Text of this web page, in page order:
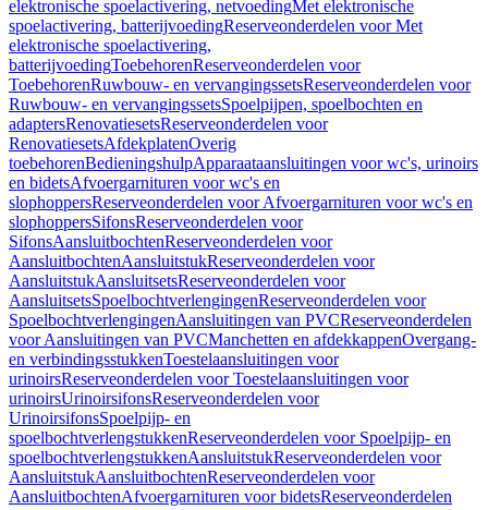
elektronische spoelactivering, netvoedingMet elektronische
spoelactivering, batterijvoedingReserveonderdelen voor Met
elektronische spoelactivering,
batterijvoedingToebehorenReserveonderdelen voor
ToebehorenRuwbouw- en vervangingssetsReserveonderdelen voor
Ruwbouw- en vervangingssetsSpoelpijpen, spoelbochten en
adaptersRenovatiesetsReserveonderdelen voor
RenovatiesetsAfdekplatenOverig
toebehorenBedieningshulpApparaataansluitingen voor wc's, urinoirs
en bidetsAfvoergarnituren voor wc's en
slophoppersReserveonderdelen voor Afvoergarnituren voor wc's en
slophoppersSifonsReserveonderdelen voor
SifonsAansluitbochtenReserveonderdelen voor
AansluitbochtenAansluitstukReserveonderdelen voor
AansluitstukAansluitsetsReserveonderdelen voor
AansluitsetsSpoelbochtverlengingenReserveonderdelen voor
SpoelbochtverlengingenAansluitingen van PVCReserveonderdelen
voor Aansluitingen van PVCManchetten en afdekkappenOvergang-
en verbindingsstukkenToestelaansluitingen voor
urinoirsReserveonderdelen voor Toestelaansluitingen voor
urinoirsUrinoirsifonsReserveonderdelen voor
UrinoirsifonsSpoelpijp- en
spoelbochtverlengstukkenReserveonderdelen voor Spoelpijp- en
spoelbochtverlengstukkenAansluitstukReserveonderdelen voor
AansluitstukAansluitbochtenReserveonderdelen voor
AansluitbochtenAfvoergarnituren voor bidetsReserveonderdelen